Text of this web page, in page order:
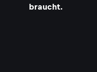
braucht.